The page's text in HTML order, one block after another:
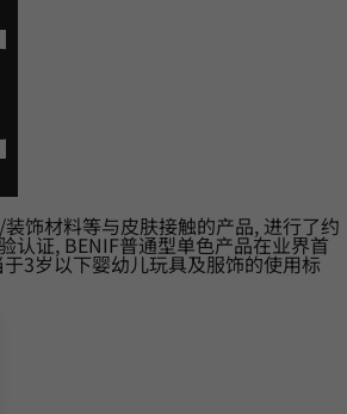
饰材料等与皮肤接触的产品, 进行了约
认证, BENIF普通型单色产品在业界首
3岁以下婴幼儿玩具及服饰的使用标